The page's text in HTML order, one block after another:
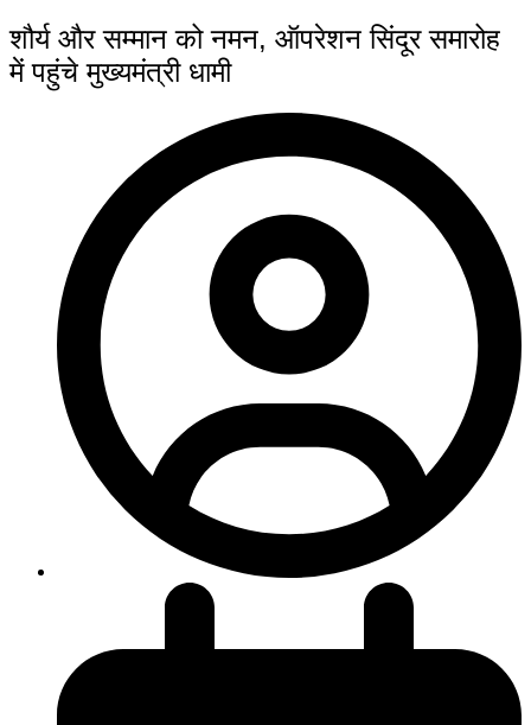
शौर्य और सम्मान को नमन, ऑपरेशन सिंदूर समारोह
में पहुंचे मुख्यमंत्री धामी